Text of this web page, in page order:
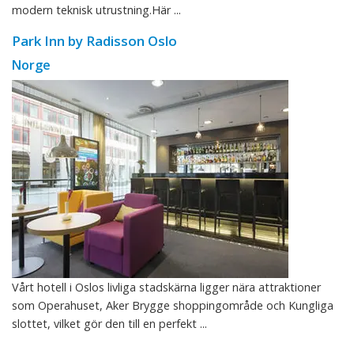
modern teknisk utrustning.Här ...
Park Inn by Radisson Oslo
Norge
Vårt hotell i Oslos livliga stadskärna ligger nära attraktioner
som Operahuset, Aker Brygge shoppingområde och Kungliga
slottet, vilket gör den till en perfekt ...